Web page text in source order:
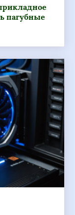
пагубные